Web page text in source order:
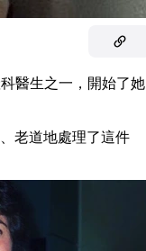
醫生之一，開始了她
老道地處理了這件